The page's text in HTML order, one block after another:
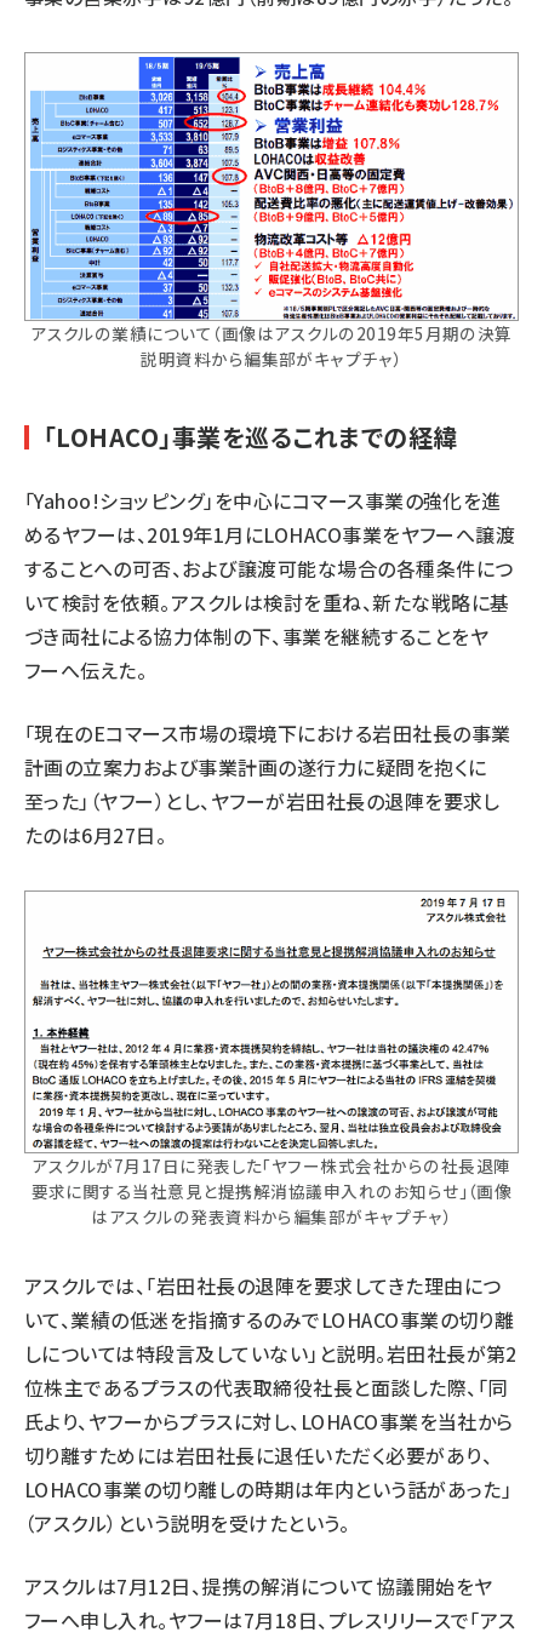
アスクルの業績について（画像はアスクルの2019年5月期の決算
説明資料から編集部がキャプチャ）
「LOHACO」事業を巡るこれまでの経緯
「Yahoo!ショッピング」を中心にコマース事業の強化を進
めるヤフーは、2019年1月にLOHACO事業をヤフーへ譲渡
することへの可否、および譲渡可能な場合の各種条件につ
いて検討を依頼。アスクルは検討を重ね、新たな戦略に基
づき両社による協力体制の下、事業を継続することをヤ
フーへ伝えた。
「現在のEコマース市場の環境下における岩田社長の事業
計画の立案力および事業計画の遂行力に疑問を抱くに
至った」（ヤフー）とし、ヤフーが岩田社長の退陣を要求し
たのは6月27日。
アスクルが7月17日に発表した「ヤフー株式会社からの社長退陣
要求に関する当社意見と提携解消協議申入れのお知らせ」（画像
はアスクルの発表資料から編集部がキャプチャ）
アスクルでは、「岩田社長の退陣を要求してきた理由につ
いて、業績の低迷を指摘するのみでLOHACO事業の切り離
しについては特段言及していない」と説明。岩田社長が第2
位株主であるプラスの代表取締役社長と面談した際、「同
氏より、ヤフーからプラスに対し、LOHACO事業を当社から
切り離すためには岩田社長に退任いただく必要があり、
LOHACO事業の切り離しの時期は年内という話があった」
（アスクル）という説明を受けたという。
アスクルは7月12日、提携の解消について協議開始をヤ
フーへ申し入れ。ヤフーは7月18日、プレスリリースで「アス